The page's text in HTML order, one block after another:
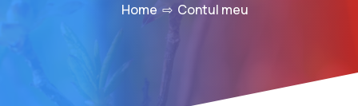
Home ⇨ Contul meu